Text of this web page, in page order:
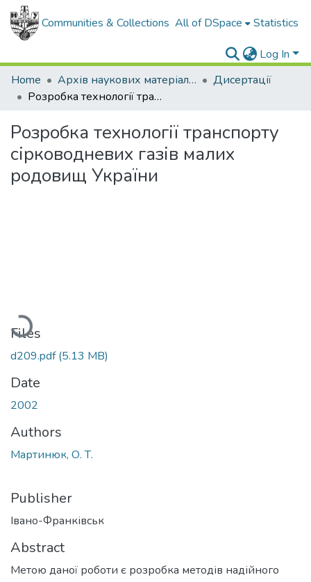
Communities & Collections All of DSpace Statistics
Log In
Home
Архів наукових матеріалів
Дисертації
Розробка технології транспорту сірководневих газів малих родовищ України
Розробка технології транспорту
сірководневих газів малих
родовищ України
Loading...
Files
d209.pdf(5.13 MB)
Date
2002
Authors
Мартинюк, О. Т.
Publisher
Івано-Франківськ
Abstract
Метою даної роботи є розробка методів надійного